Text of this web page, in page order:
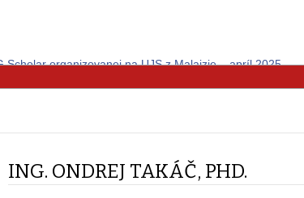
organizovanej na UJS z Malajzie – apríl 2025
ING. ONDREJ TAKÁČ, PHD.